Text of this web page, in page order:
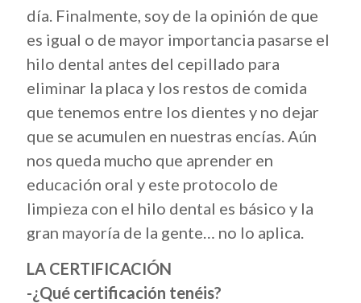
día. Finalmente, soy de la opinión de que
es igual o de mayor importancia pasarse el
hilo dental antes del cepillado para
eliminar la placa y los restos de comida
que tenemos entre los dientes y no dejar
que se acumulen en nuestras encías. Aún
nos queda mucho que aprender en
educación oral y este protocolo de
limpieza con el hilo dental es básico y la
gran mayoría de la gente… no lo aplica.
LA CERTIFICACIÓN
-¿Qué certificación tenéis?